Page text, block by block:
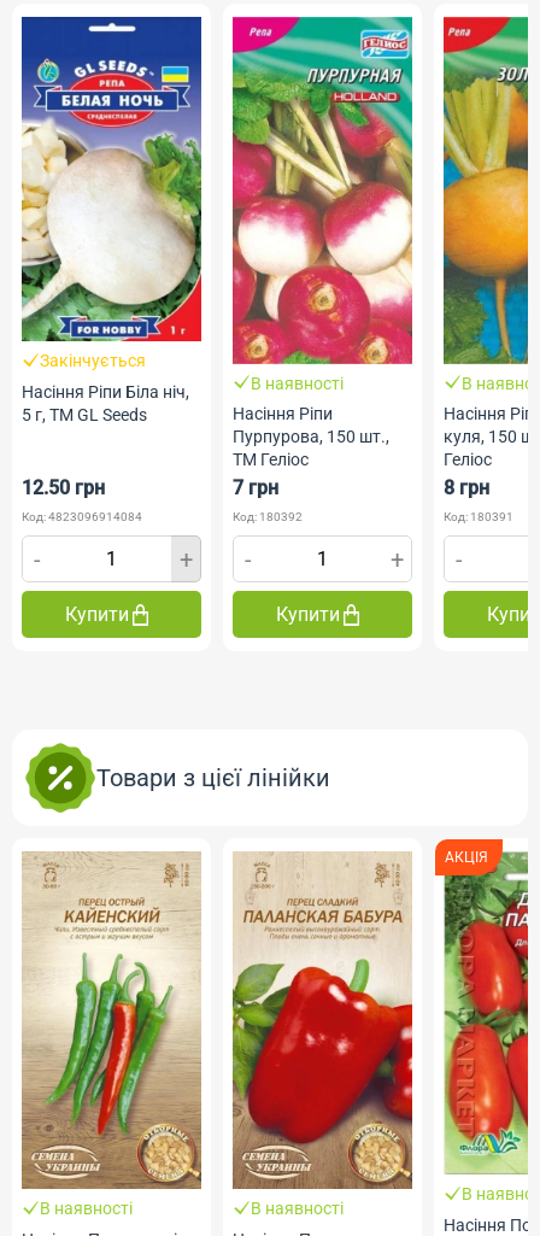
Закінчується
Насіння Ріпи Біла ніч,
5 г, ТМ GL Seeds
12.50 грн
Код: 4823096914084
- +
Купити
В наявності
Насіння Ріпи
Пурпурова, 150 шт.,
ТМ Геліос
7 грн
Код: 180392
- +
Купити
В
Насіння
куля, 150
Геліос
8 грн
Код: 180391
-
Товари з цієї лінійки
В наявності
В наявності
АКЦІЯ
В
Насіння